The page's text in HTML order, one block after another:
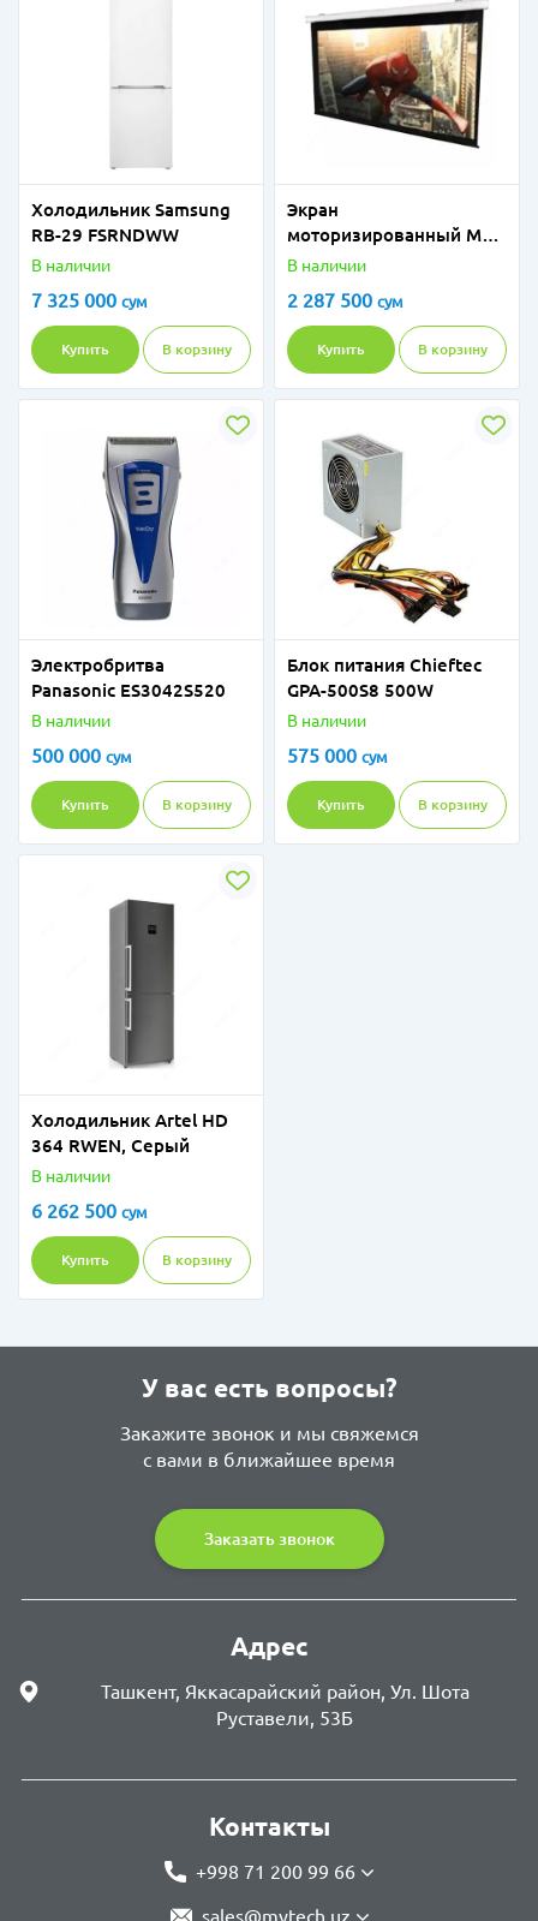
Холодильник Samsung
RB-29 FSRNDWW
В наличии
7 325 000 сум
Купить В корзину
Экран
моторизированный Meki
MRSM-PC-139D 187x299
В наличии
2 287 500 сум
Купить В корзину
Электробритва
Panasonic ES3042S520
В наличии
500 000 сум
Купить В корзину
Блок питания Chieftec
GPA-500S8 500W
В наличии
575 000 сум
Купить В корзину
Холодильник Artel HD
364 RWEN, Серый
В наличии
6 262 500 сум
Купить В корзину
У вас есть вопросы?
Закажите звонок и мы свяжемся
с вами в ближайшее время
Заказать звонок
Адрес
Ташкент, Яккасарайский район, Ул. Шота
Руставели, 53Б
Контакты
+998 71 200 99 66
sales@mytech.uz